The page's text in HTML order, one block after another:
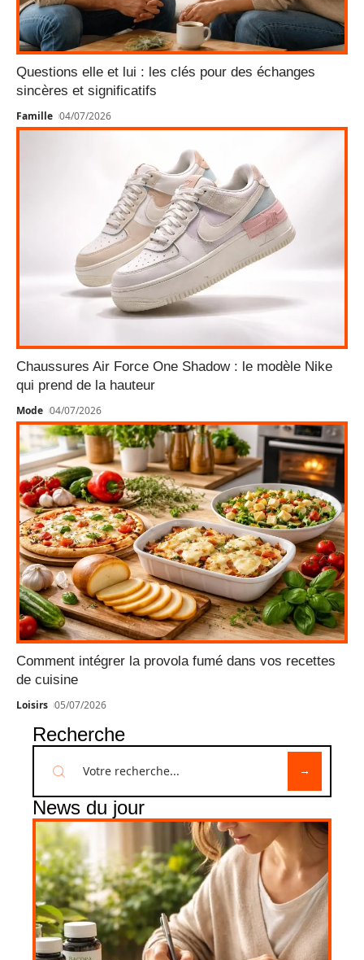
Questions elle et lui : les clés pour des échanges
sincères et significatifs
Famille 04/07/2026
Chaussures Air Force One Shadow : le modèle Nike
qui prend de la hauteur
Mode 04/07/2026
Comment intégrer la provola fumé dans vos recettes
de cuisine
Loisirs 05/07/2026
Recherche
News du jour